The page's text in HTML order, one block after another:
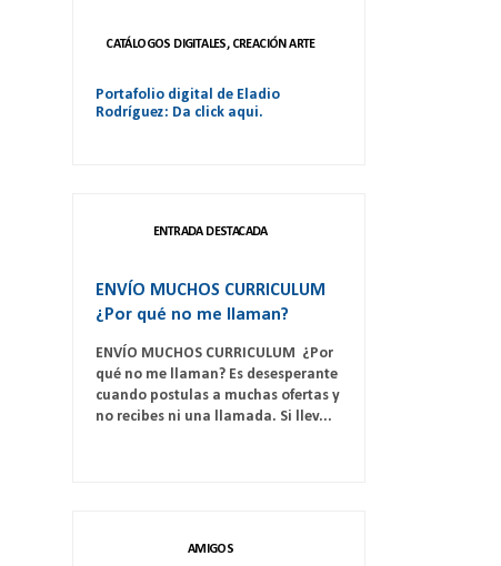
CATÁLOGOS DIGITALES, CREACIÓN ARTE
Portafolio digital de Eladio
Rodríguez: Da click aqui.
ENTRADA DESTACADA
ENVÍO MUCHOS CURRICULUM
¿Por qué no me llaman?
ENVÍO MUCHOS CURRICULUM ¿Por
qué no me llaman? Es desesperante
cuando postulas a muchas ofertas y
no recibes ni una llamada. Si llev...
AMIGOS